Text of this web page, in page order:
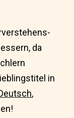
da
in
,